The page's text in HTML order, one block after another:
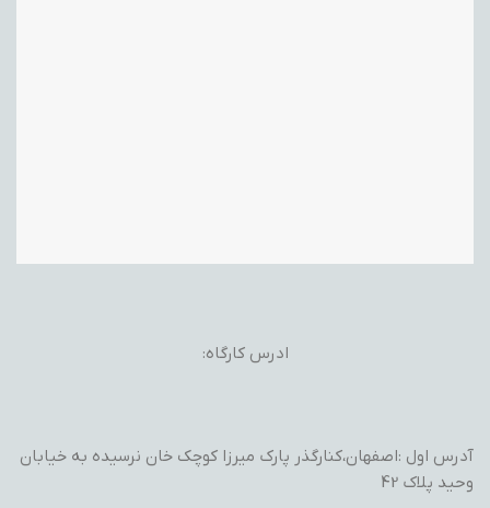
ادرس کارگاه:
آدرس اول :اصفهان،کنارگذر پارک میرزا کوچک خان نرسیده به خیابان
وحید پلاک 42